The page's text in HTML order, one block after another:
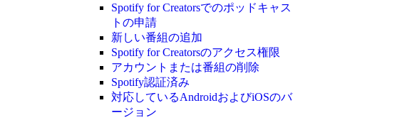
Spotify for Creatorsでのポッドキャス
トの申請
新しい番組の追加
Spotify for Creatorsのアクセス権限
アカウントまたは番組の削除
Spotify認証済み
対応しているAndroidおよびiOSのバ
ージョン